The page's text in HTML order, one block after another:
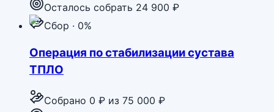
Осталось собрать 24 900 ₽
Сбор · 0%
Операция по стабилизации сустава
ТПЛО
Собрано 0 ₽ из 75 000 ₽